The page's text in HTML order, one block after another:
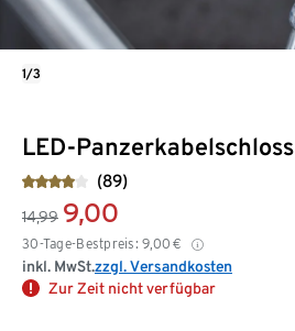
LED-Panzerkabelschloss
(89)
14,99 9,00
30-Tage-Bestpreis: 9,00 €
inkl. MwSt.zzgl. Versandkosten
Zur Zeit nicht verfügbar
1/3